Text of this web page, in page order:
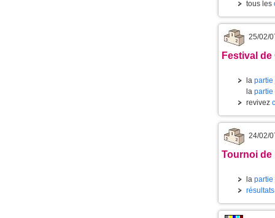
tous les
25/02/
Festival
la partie
la partie
revivez
24/02/
Tournoi de
la partie